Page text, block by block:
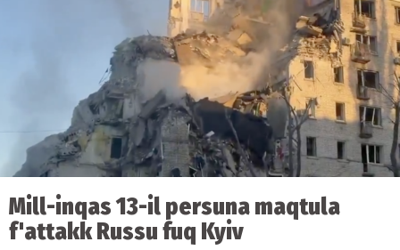
Mill-inqas 13-il persuna maqtula
f'attakk Russu fuq Kyiv